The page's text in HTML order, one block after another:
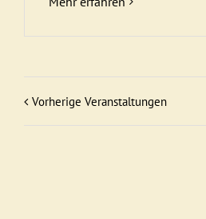
Vorherige Veranstaltungen